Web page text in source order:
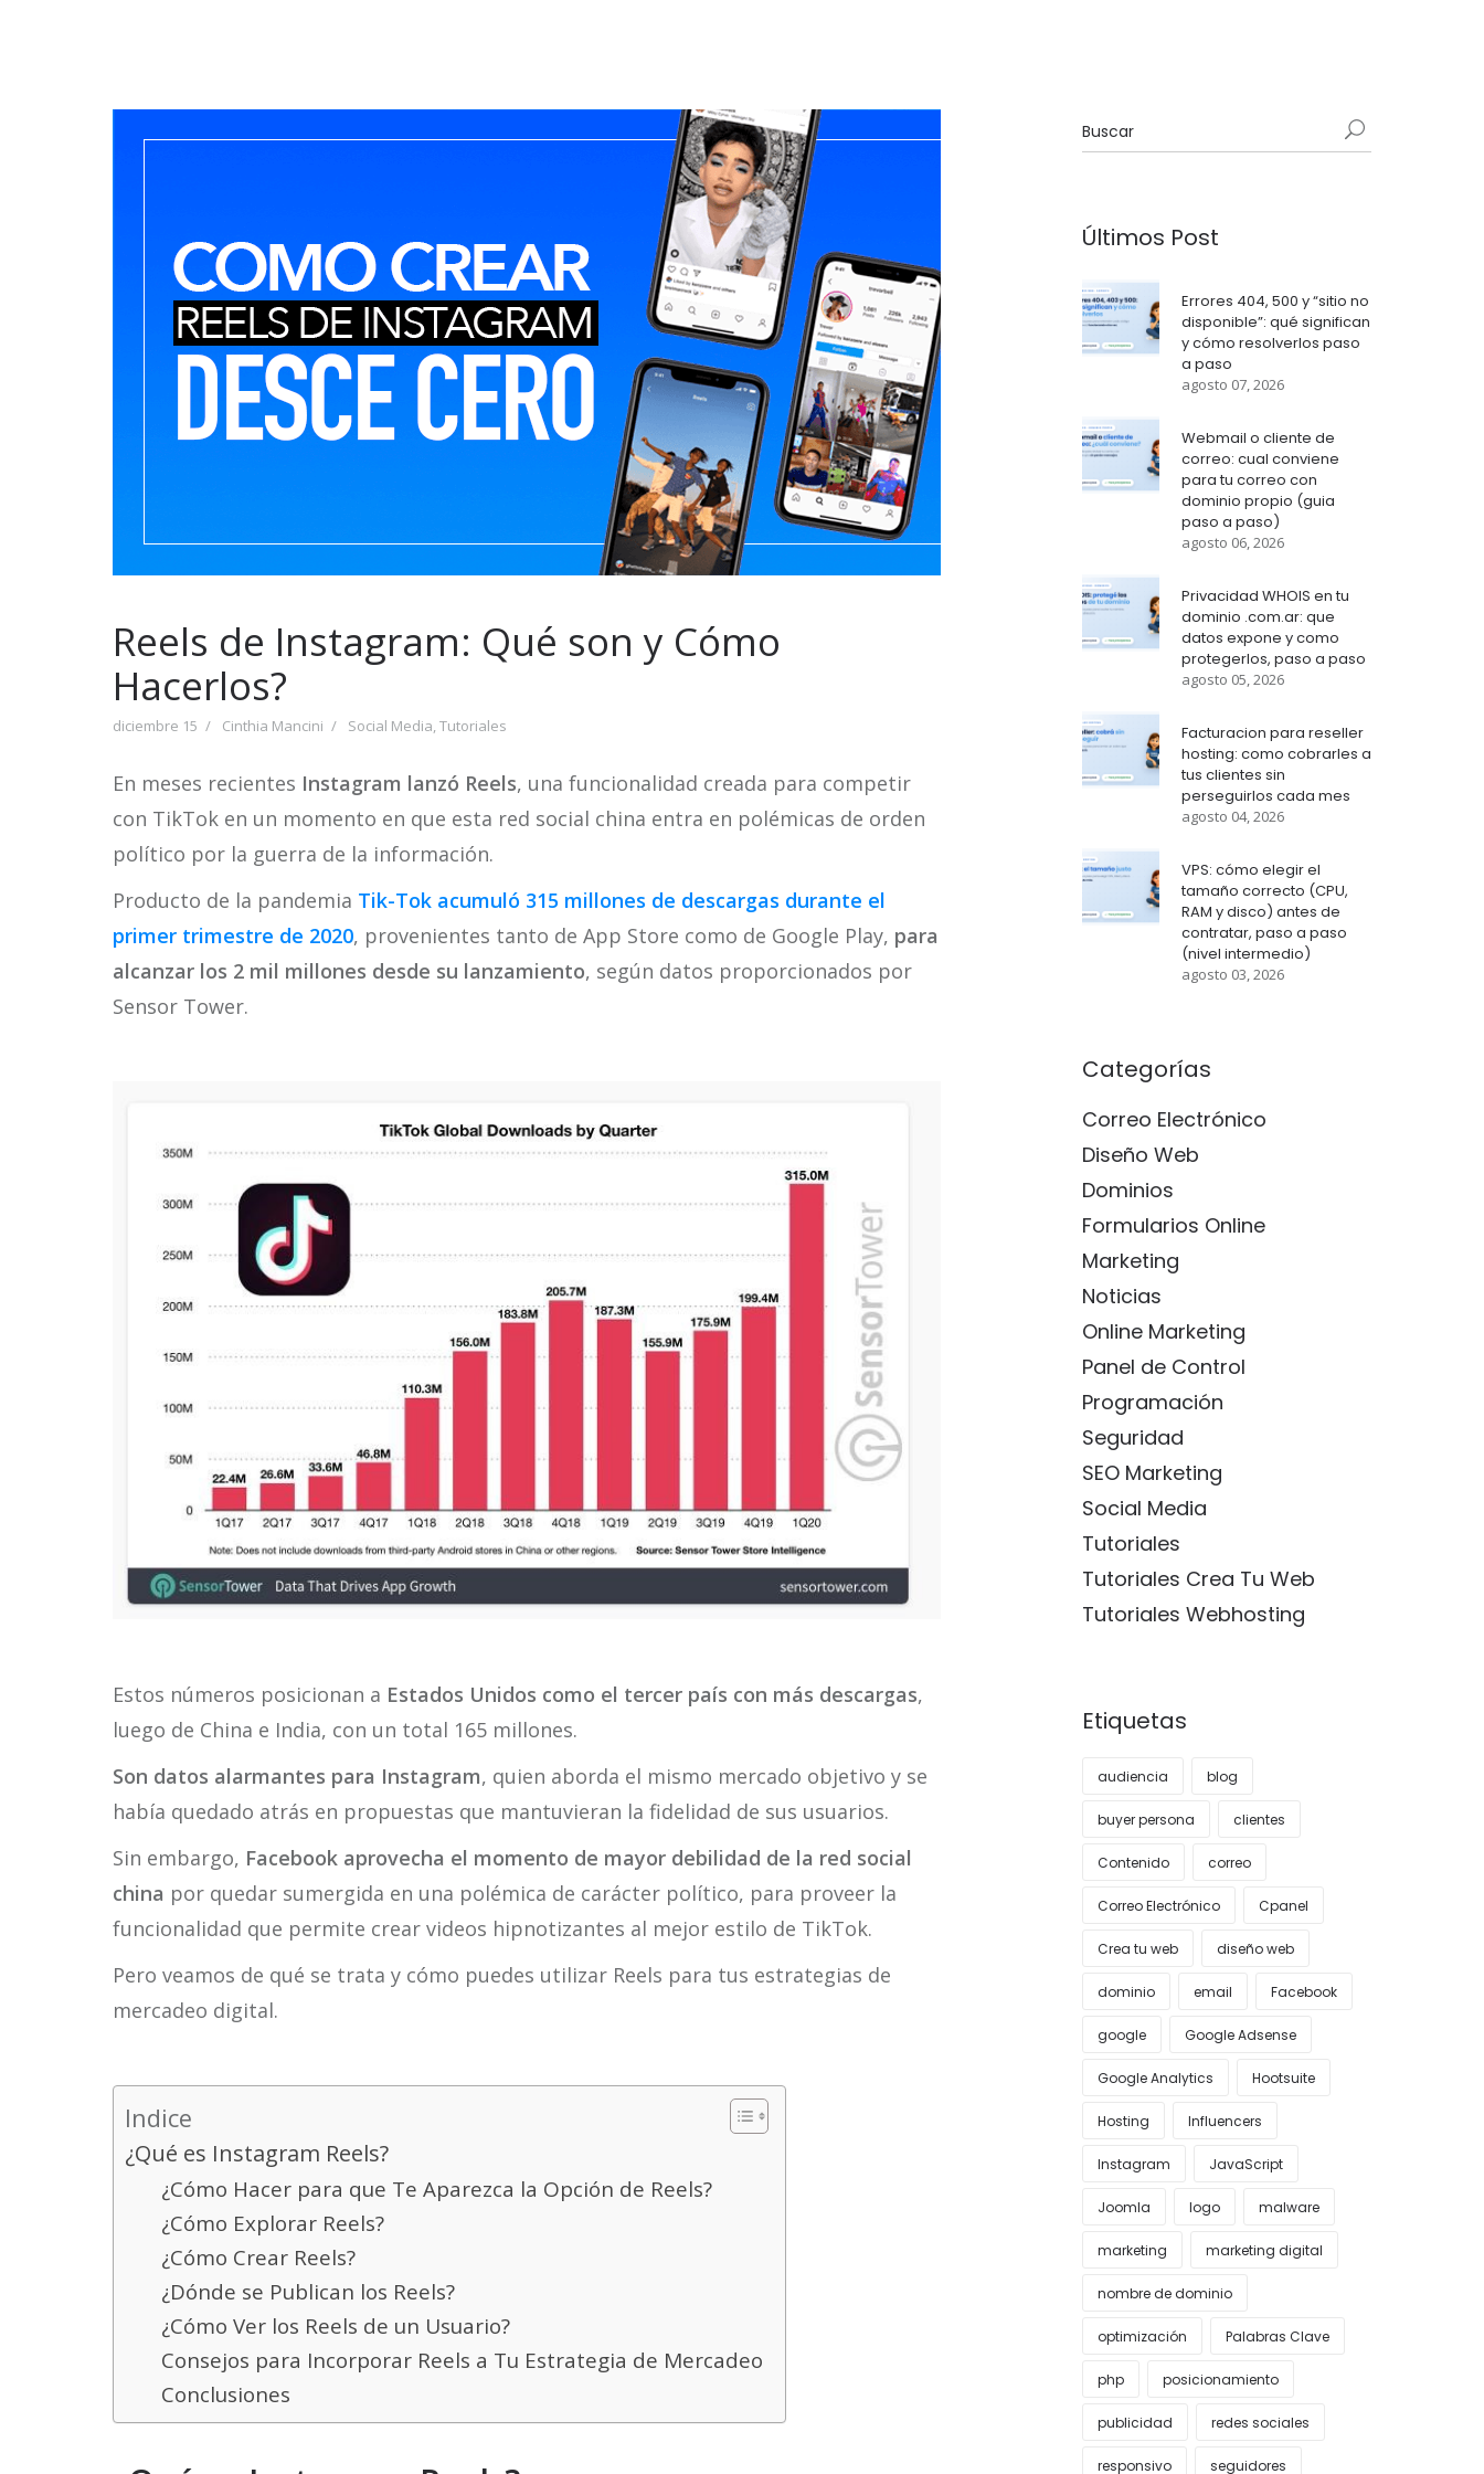
Reels de Instagram: Qué son y Cómo
Hacerlos?
diciembre 15 Cinthia Mancini Social Media,Tutoriales
En meses recientes Instagram lanzó Reels, una funcionalidad creada para competir
con TikTok en un momento en que esta red social china entra en polémicas de orden
político por la guerra de la información.
Producto de la pandemia Tik-Tok acumuló 315 millones de descargas durante el
primer trimestre de 2020, provenientes tanto de App Store como de Google Play, para
alcanzar los 2 mil millones desde su lanzamiento, según datos proporcionados por
Sensor Tower.
Estos números posicionan a Estados Unidos como el tercer país con más descargas,
luego de China e India, con un total 165 millones.
Son datos alarmantes para Instagram, quien aborda el mismo mercado objetivo y se
había quedado atrás en propuestas que mantuvieran la fidelidad de sus usuarios.
Sin embargo, Facebook aprovecha el momento de mayor debilidad de la red social
china por quedar sumergida en una polémica de carácter político, para proveer la
funcionalidad que permite crear videos hipnotizantes al mejor estilo de TikTok.
Pero veamos de qué se trata y cómo puedes utilizar Reels para tus estrategias de
mercadeo digital.
Indice
¿Qué es Instagram Reels?
¿Cómo Hacer para que Te Aparezca la Opción de Reels?
¿Cómo Explorar Reels?
¿Cómo Crear Reels?
¿Dónde se Publican los Reels?
¿Cómo Ver los Reels de un Usuario?
Consejos para Incorporar Reels a Tu Estrategia de Mercadeo
Conclusiones
Últimos Post
Errores 404, 500 y “sitio no
disponible”: qué significan
y cómo resolverlos paso
a paso
agosto 07, 2026
Webmail o cliente de
correo: cual conviene
para tu correo con
dominio propio (guia
paso a paso)
agosto 06, 2026
Privacidad WHOIS en tu
dominio .com.ar: que
datos expone y como
protegerlos, paso a paso
agosto 05, 2026
Facturacion para reseller
hosting: como cobrarles a
tus clientes sin
perseguirlos cada mes
agosto 04, 2026
VPS: cómo elegir el
tamaño correcto (CPU,
RAM y disco) antes de
contratar, paso a paso
(nivel intermedio)
agosto 03, 2026
Categorías
Correo Electrónico
Diseño Web
Dominios
Formularios Online
Marketing
Noticias
Online Marketing
Panel de Control
Programación
Seguridad
SEO Marketing
Social Media
Tutoriales
Tutoriales Crea Tu Web
Tutoriales Webhosting
Etiquetas
audiencia blog
buyer persona clientes
Contenido correo
Correo Electrónico Cpanel
Crea tu web diseño web
dominio email Facebook
google Google Adsense
Google Analytics Hootsuite
Hosting Influencers
Instagram JavaScript
Joomla logo malware
marketing marketing digital
nombre de dominio
optimización Palabras Clave
php posicionamiento
publicidad redes sociales
responsivo seguidores